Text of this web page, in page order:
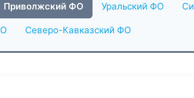
Приволжский ФО Уральский ФО
Северо-Кавказский ФО